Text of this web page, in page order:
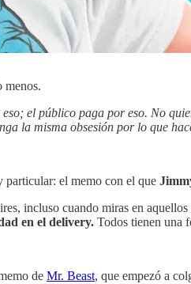
menos.
el público paga por eso. No
la misma obsesión por lo que
particular: el memo con el que
incluso cuando miras en
en el delivery. Todos tienen una
de Mr. Beast, que empezó a